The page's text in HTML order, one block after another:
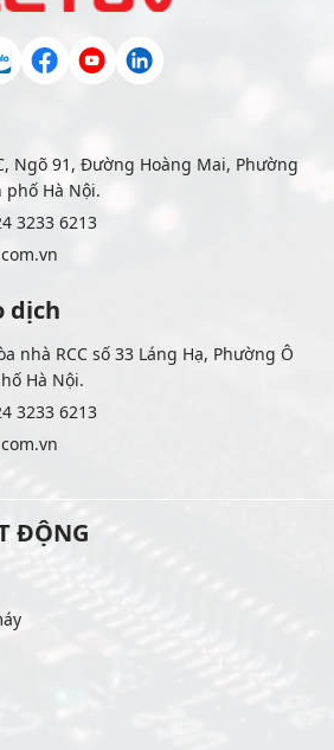
Ngõ 91, Đường Hoàng Mai, Phường
phố Hà Nội.
3233 6213
dịch
nhà RCC số 33 Láng Hạ, Phường Ô
Hà Nội.
3233 6213
ĐỘNG